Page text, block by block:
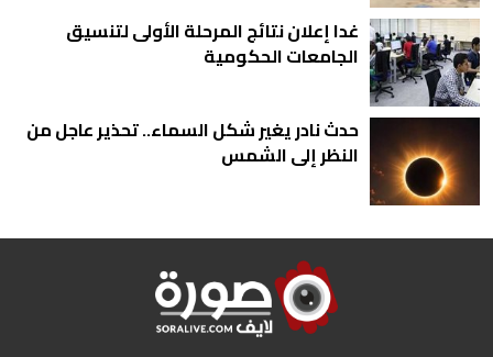
غدا إعلان نتائج المرحلة الأولى لتنسيق
الجامعات الحكومية
حدث نادر يغير شكل السماء.. تحذير عاجل من
النظر إلى الشمس